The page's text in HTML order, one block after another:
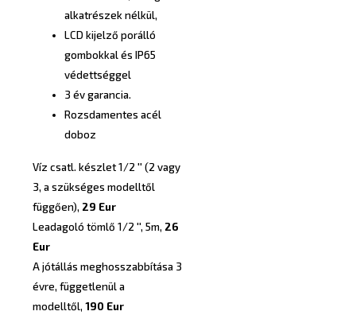
alkatrészek nélkül,
LCD kijelző porálló
gombokkal és IP65
védettséggel
3 év garancia.
Rozsdamentes acél
doboz
Víz csatl. készlet 1/2 '' (2 vagy
3, a szükséges modelltől
függően), 29 Eur
Leadagoló tömlő 1/2 '', 5m, 26
Eur
A jótállás meghosszabbítása 3
évre, függetlenül a
modelltől, 190 Eur